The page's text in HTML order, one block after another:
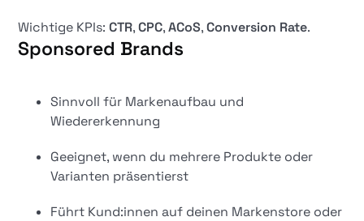
Wichtige KPIs:CTR,CPC,ACoS,Conversion Rate.
Sponsored Brands
Sinnvoll für Markenaufbau und
Wiedererkennung
Geeignet, wenn du mehrere Produkte oder
Varianten präsentierst
Führt Kund:innen auf deinen Markenstore oder